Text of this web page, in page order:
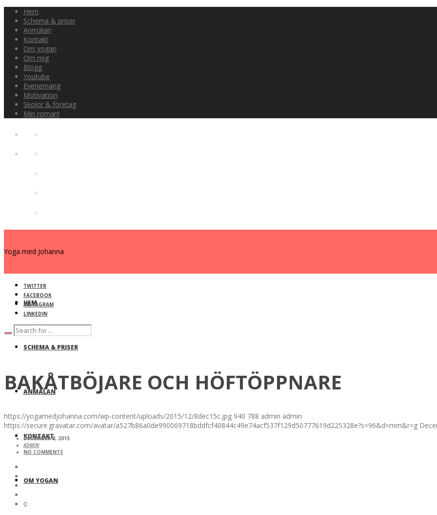
Hem
Schema & priser
Anmälan
Kontakt
Om yogan
Om mig
Blogg
Youtube
Evenemang
Motivation
Skolor & företag
Min roman!
Yoga med Johanna
HEM
SCHEMA & PRISER
ANMÄLAN
KONTAKT
OM YOGAN
TWITTER
FACEBOOK
INSTAGRAM
LINKEDIN
BAKÅTBÖJARE OCH HÖFTÖPPNARE
https://yogamedjohanna.com/wp-content/uploads/2015/12/8dec15c.jpg 940 788 admin admin
https://secure.gravatar.com/avatar/a527b86a0de990069718bddfcf40844c49e74acf537f129d50777619d225328e?s=96&d=mm&r=g
DECEMBER 8, 2015
ADMIN
NO COMMENTS
0